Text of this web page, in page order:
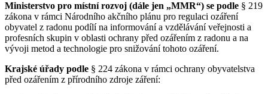
Ministerstvo pro místní rozvoj (dále jen „MMR“) se podle § 219
zákona v rámci Národního akčního plánu pro regulaci ozáření
obyvatel z radonu podílí na informování a vzdělávání veřejnosti a
profesních skupin v oblasti ochrany před ozářením z radonu a na
vývoji metod a technologie pro snižování tohoto ozáření.
Krajské úřady podle § 224 zákona v rámci ochrany obyvatelstva
před ozářením z přírodního zdroje záření: